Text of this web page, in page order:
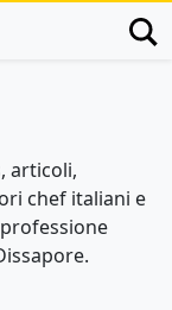
articoli,
chef italiani e